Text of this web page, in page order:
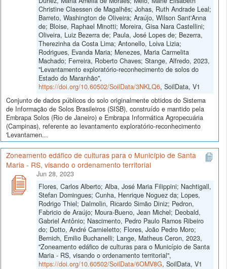
Christine Claessen de Magalhẽs; Johas, Ruth Andrade Leal;
Barreto, Washington de Oliveira; Araújo, Wilson Sant'Anna
de; Bloise, Raphael Minotti; Moreira, Gisa Nara Castellini;
Oliveira, Luiz Bezerra de; Paula, José Lopes de; Bezerra,
Therezinha da Costa Lima; Antonello, Loiva Lizia;
Rodrigues, Evanda Maria; Menezes, Maria Carmelita
Machado; Ferreira, Roberto Chaves; Stange, Alfredo, 2023,
"Levantamento exploratório-reconhecimento de solos do
Estado do Maranhão",
https://doi.org/10.60502/SoilData/3NKLQ6, SoilData, V1
Conjunto de dados públicos do solo originalmente obtidos do Sistema
de Informação de Solos Brasileiros (SISB), construído e mantido pela
Embrapa Solos (Rio de Janeiro) e Embrapa Informática Agropecuária
(Campinas), referente ao levantamento exploratório-reconhecimento
'Levantamen...
Zoneamento edáfico de culturas para o Município de Santa
Maria - RS, visando o ordenamento territorial
Jun 28, 2023
Flores, Carlos Alberto; Alba, José Maria Filippini; Nachtigall,
Stefan Domingues; Cunha, Henrique Noguez da; Lopes,
Rodrigo Thiel; Dalmolin, Ricardo Simão Diniz; Pedron,
Fabricio de Araújo; Moura-Bueno, Jean Michel; Deobald,
Gabriel Antônio; Nascimento, Pedro Paulo Ramos Ribeiro
do; Dotto, André Carnieletto; Flores, João Pedro Moro;
Bernich, Emilio Buchanelli; Lange, Matheus Ceron, 2023,
"Zoneamento edáfico de culturas para o Município de Santa
Maria - RS, visando o ordenamento territorial",
https://doi.org/10.60502/SoilData/6OMV8G, SoilData, V1